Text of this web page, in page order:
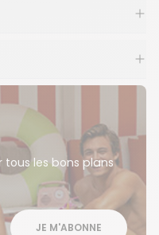
les bons plans
JE M'ABONNE